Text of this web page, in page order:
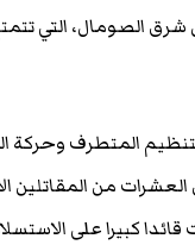
شرق الصومال، التي
المتطرف وحركة
من المقاتلين
كبيرا على